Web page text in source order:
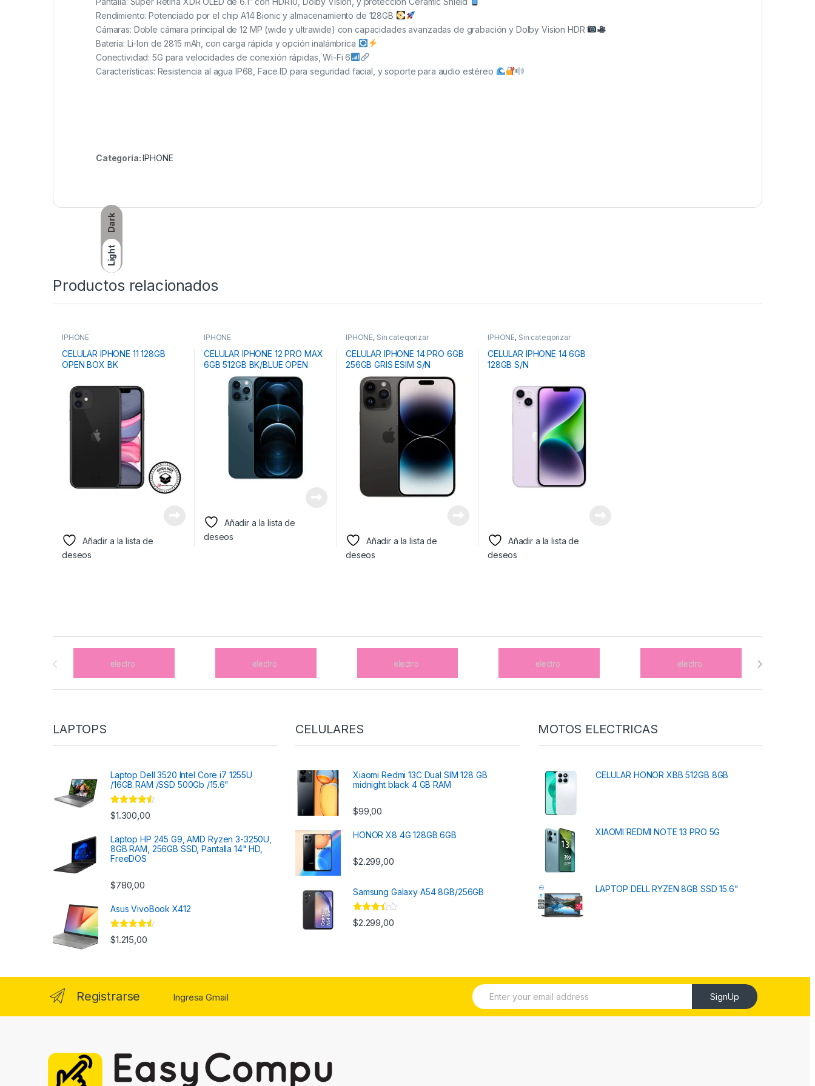
Dark
Light
Rendimiento: Potenciado por el chip A14 Bionic y almacenamiento de 128GB
Cámaras: Doble cámara principal de 12 MP (wide y ultrawide) con capacidades avanzadas de grabación y Dolby Vision HDR
Batería: Li-Ion de 2815 mAh, con carga rápida y opción inalámbrica
Conectividad: 5G para velocidades de conexión rápidas, Wi-Fi 6
Características: Resistencia al agua IP68, Face ID para seguridad facial, y soporte para audio estéreo
Categoría:IPHONE
Productos relacionados
IPHONE
CELULAR IPHONE 11 128GB
OPEN BOX BK
Añadir a la lista de
deseos
IPHONE
CELULAR IPHONE 12 PRO MAX
6GB 512GB BK/BLUE OPEN
Añadir a la lista de
deseos
IPHONE, Sin categorizar
CELULAR IPHONE 14 PRO 6GB
256GB GRIS ESIM S/N
Añadir a la lista de
deseos
IPHONE, Sin categorizar
CELULAR IPHONE 14 6GB
128GB S/N
Añadir a la lista de
deseos
Brands Carousel
LAPTOPS
Laptop Dell 3520 Intel Core i7 1255U
/16GB RAM /SSD 500Gb /15.6"
Valorado
con4.33
$1.300,00
Laptop HP 245 G9, AMD Ryzen 3-3250U,
8GB RAM, 256GB SSD, Pantalla 14" HD,
FreeDOS
$780,00
Asus VivoBook X412
Valorado
con4.33
$1.215,00
CELULARES
Xiaomi Redmi 13C Dual SIM 128 GB
midnight black 4 GB RAM
$99,00
HONOR X8 4G 128GB 6GB
$2.299,00
Samsung Galaxy A54 8GB/256GB
Valorado
con3.33
$2.299,00
MOTOS ELECTRICAS
CELULAR HONOR XBB 512GB 8GB
XIAOMI REDMI NOTE 13 PRO 5G
LAPTOP DELL RYZEN 8GB SSD 15.6"
Registrarse Ingresa Gmail
E
m
SignUp